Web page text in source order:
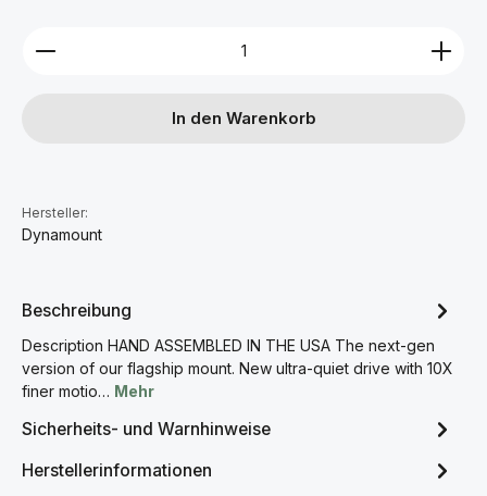
Produkt Anzahl: Gib den gewünschten Wert ein
In den Warenkorb
Hersteller:
Dynamount
Beschreibung
Description HAND ASSEMBLED IN THE USA The next-gen
version of our flagship mount. New ultra-quiet drive with 10X
finer motio… Mehr
Sicherheits- und Warnhinweise
Herstellerinformationen